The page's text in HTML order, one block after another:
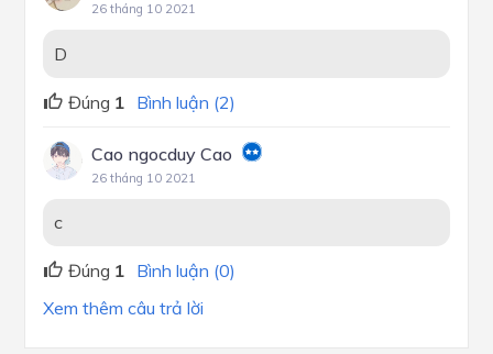
26 tháng 10 2021
D
Đúng 1 Bình luận (2)
Cao ngocduy Cao
26 tháng 10 2021
c
Đúng 1 Bình luận (0)
Xem thêm câu trả lời